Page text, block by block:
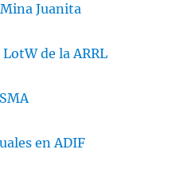
Juanita
de la ARRL
en ADIF